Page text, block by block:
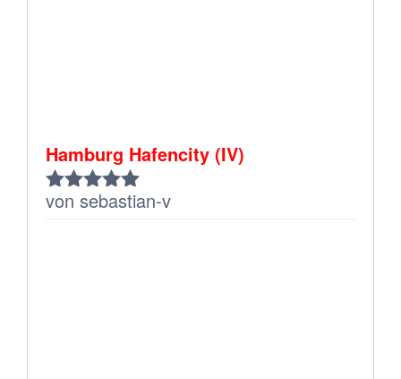
Hamburg Hafencity (IV)
Bewertet
von sebastian-v